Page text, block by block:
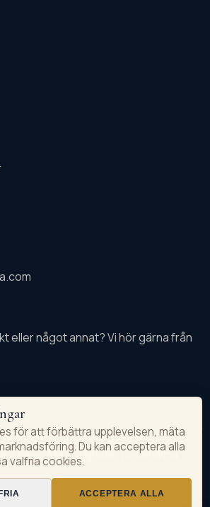
eller något annat? Vi hör gärna från
Kava. Alla rättigheter förbehållna.
Integritetspolicy
för att förbättra upplevelsen, mäta
Du kan acceptera alla
valfria cookies.
ACCEPTERA ALLA